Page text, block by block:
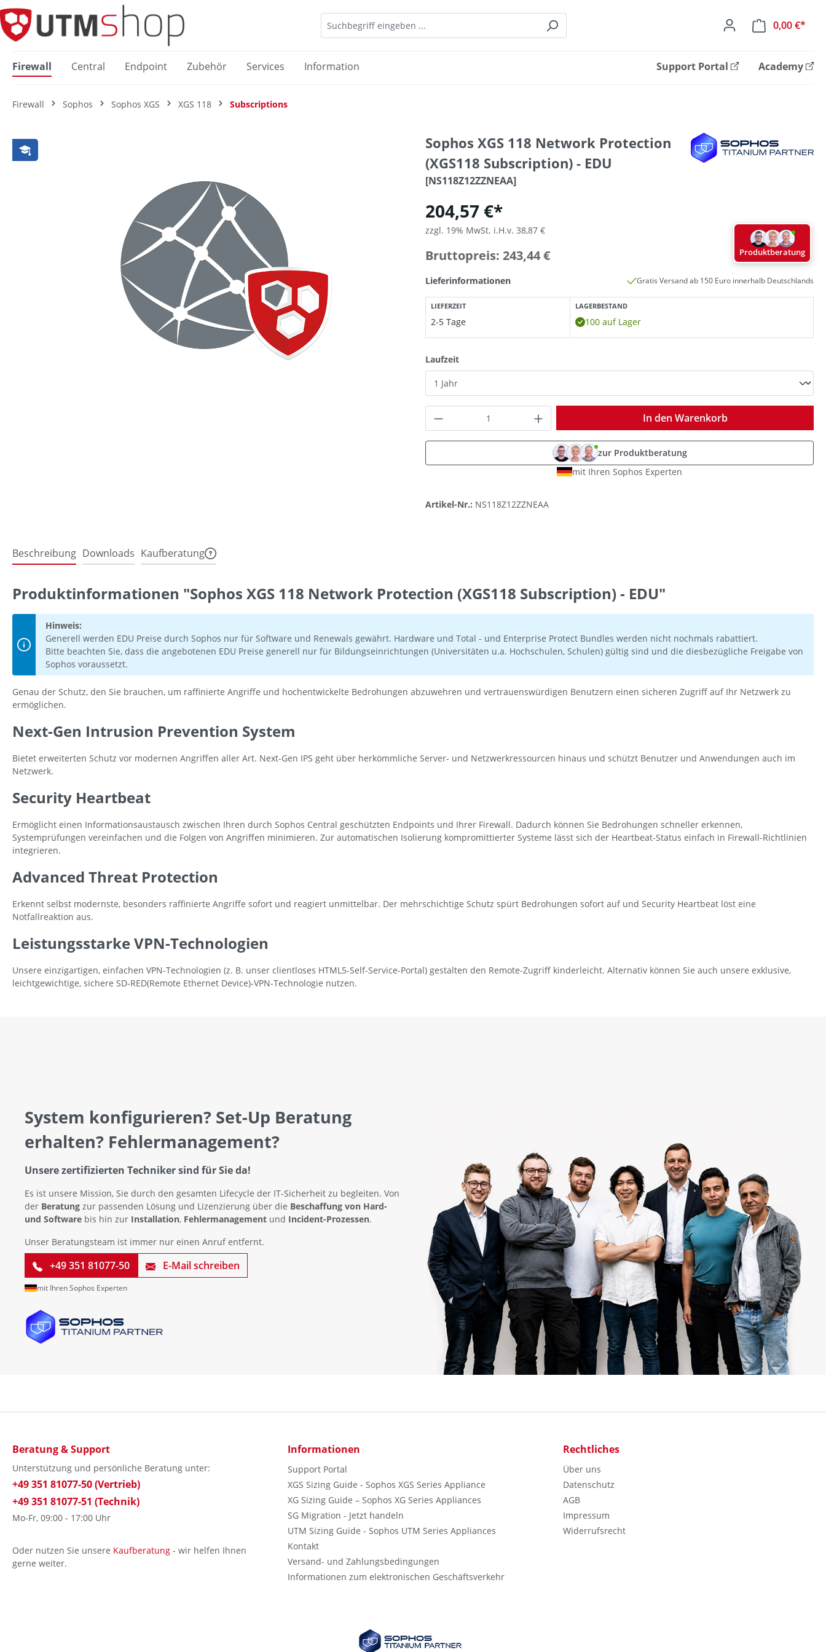
Zur Hauptnavigation springen
0,00 €*
Firewall Central Endpoint Zubehör Services Information Support Portal Academy
Firewall Sophos Sophos XGS XGS 118 Subscriptions
Bildergalerie überspringen
Sophos XGS 118 Network Protection
(XGS118 Subscription) - EDU
[NS118Z12ZZNEAA]
204,57 €*
zzgl. 19% MwSt. i.H.v. 38,87 €
Bruttopreis: 243,44 €
Lieferinformationen Gratis Versand ab 150 Euro innerhalb Deutschlands
LIEFERZEIT
2-5 Tage
LAGERBESTAND
100 auf Lager
Laufzeitauswählen
Produkt Anzahl: Gib den gewünschten Wert ein oder
In den Warenkorb
zur Produktberatung
mit Ihren Sophos Experten
Artikel-Nr.: NS118Z12ZZNEAA
Beschreibung Downloads Kaufberatung
Produktinformationen "Sophos XGS 118 Network Protection (XGS118 Subscription) - EDU"
Hinweis:
Generell werden EDU Preise durch Sophos nur für Software und Renewals gewährt. Hardware und Total - und Enterprise Protect Bundles werden nicht nochmals rabattiert.
Bitte beachten Sie, dass die angebotenen EDU Preise generell nur für Bildungseinrichtungen (Universitäten u.a. Hochschulen, Schulen) gültig sind und die diesbezügliche Freigabe von
Sophos voraussetzt.
Genau der Schutz, den Sie brauchen, um raffinierte Angriffe und hochentwickelte Bedrohungen abzuwehren und vertrauenswürdigen Benutzern einen sicheren Zugriff auf Ihr Netzwerk zu
ermöglichen.
Next-Gen Intrusion Prevention System
Bietet erweiterten Schutz vor modernen Angriffen aller Art. Next-Gen IPS geht über herkömmliche Server- und Netzwerkressourcen hinaus und schützt Benutzer und Anwendungen auch im
Netzwerk.
Security Heartbeat
Ermöglicht einen Informationsaustausch zwischen Ihren durch Sophos Central geschützten Endpoints und Ihrer Firewall. Dadurch können Sie Bedrohungen schneller erkennen,
Systemprüfungen vereinfachen und die Folgen von Angriffen minimieren. Zur automatischen Isolierung kompromittierter Systeme lässt sich der Heartbeat-Status einfach in Firewall-Richtlinien
integrieren.
Advanced Threat Protection
Erkennt selbst modernste, besonders raffinierte Angriffe sofort und reagiert unmittelbar. Der mehrschichtige Schutz spürt Bedrohungen sofort auf und Security Heartbeat löst eine
Notfallreaktion aus.
Leistungsstarke VPN-Technologien
Unsere einzigartigen, einfachen VPN-Technologien (z. B. unser clientloses HTML5-Self-Service-Portal) gestalten den Remote-Zugriff kinderleicht. Alternativ können Sie auch unsere exklusive,
leichtgewichtige, sichere SD-RED(Remote Ethernet Device)-VPN-Technologie nutzen.
System konfigurieren? Set-Up Beratung
erhalten? Fehlermanagement?
Unsere zertifizierten Techniker sind für Sie da!
Es ist unsere Mission, Sie durch den gesamten Lifecycle der IT-Sicherheit zu begleiten. Von
der Beratung zur passenden Lösung und Lizenzierung über die Beschaffung von Hard-
und Software bis hin zur Installation, Fehlermanagement und Incident-Prozessen.
Unser Beratungsteam ist immer nur einen Anruf entfernt.
+49 351 81077-50 E-Mail schreiben
mit Ihren Sophos Experten
Beratung & Support
Unterstützung und persönliche Beratung unter:
+49 351 81077-50 (Vertrieb)
+49 351 81077-51 (Technik)
Mo-Fr, 09:00 - 17:00 Uhr
Oder nutzen Sie unsere Kaufberatung - wir helfen Ihnen
gerne weiter.
Informationen
Support Portal
XGS Sizing Guide - Sophos XGS Series Appliance
XG Sizing Guide – Sophos XG Series Appliances
SG Migration - Jetzt handeln
UTM Sizing Guide - Sophos UTM Series Appliances
Kontakt
Versand- und Zahlungsbedingungen
Informationen zum elektronischen Geschäftsverkehr
Rechtliches
Über uns
Datenschutz
AGB
Impressum
Widerrufsrecht
Produktberatung